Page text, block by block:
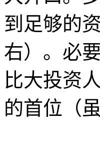
到足够的
右）。必
比大投资
的首位（